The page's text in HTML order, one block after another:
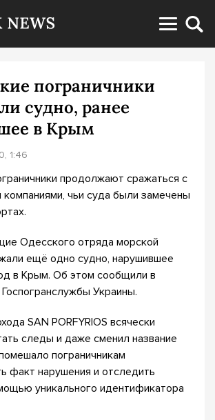
пограничники
судно, ранее
в Крым
1:46
продолжают сражаться с
компаниями, чьи суда были замечены
Одесского отряда морской
ещё одно судно, нарушившее
в Крым. Об этом сообщили в
Украины.
SAN PORFYRIOS всячески
следы и даже сменил название
пограничникам
факт нарушения и отследить
уникального идентификатора